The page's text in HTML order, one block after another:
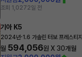
조회 1,0272일 전
기아 K5
2024년·1.6 가솔린 터보 프레스티지
월 594,056원 X 30개월